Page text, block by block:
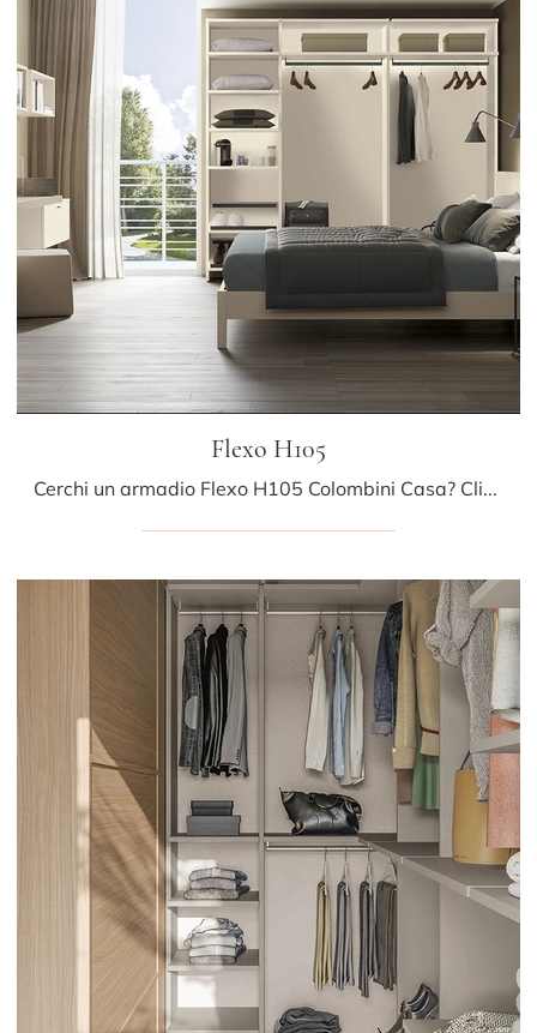
Flexo H105
Cerchi un armadio Flexo H105 Colombini Casa? Clicca subito! Gli armadi cabine armadio con ante scorrevoli ti aspettano.